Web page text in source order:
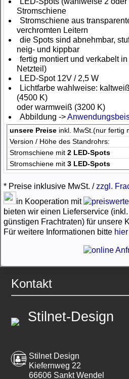
Stromschiene
Stromschiene aus
verchromten Leitern
die Spots sind abnehmbar,
neig- und kippbar
fertig montiert und verkabelt
Netzteil)
LED-Spot 12V / 2,5 W
Lichtfarbe wahlweise:
(4500 K)
oder warmweiß (3200 K)
Abbildung ->
unsere Preise inkl. MwSt.(nur fertig
Version / Höhe des Standrohrs:
Stromschiene mit 2 LED-Spots
Stromschiene mit 3 LED-Spots
* Preise inklusive MwSt. /zzgl.
in Kooperation mit
bieten wir einen Lieferservice
günstigen Frachtraten) für unsere
Für weitere Informationen bitte
Kontakt
Stilnet-Design
Stilnet Design
Kiefernweg 22
66606 Sankt Wendel